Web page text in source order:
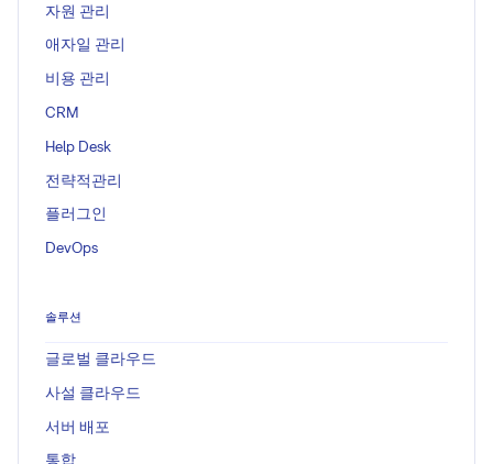
자원 관리
애자일 관리
비용 관리
CRM
Help Desk
전략적관리
플러그인
DevOps
솔루션
글로벌 클라우드
사설 클라우드
서버 배포
통합